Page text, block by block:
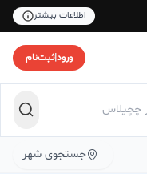
اطلاعات بیشتر
ورود|ثبت‌نام
جستجوی شهر